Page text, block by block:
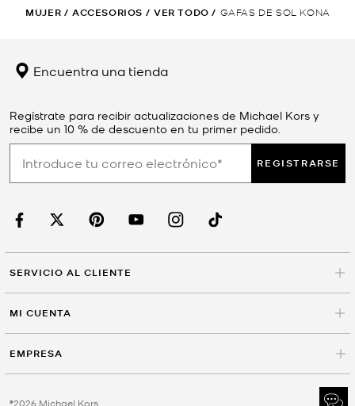
MUJER / ACCESORIOS / VER TODO / GAFAS DE SOL KONA
Encuentra una tienda
Regístrate para recibir actualizaciones de Michael Kors y
recibe un 10 % de descuento en tu primer pedido.
REGISTRARSE
SERVICIO AL CLIENTE
MI CUENTA
EMPRESA
©2026 Michael Kors